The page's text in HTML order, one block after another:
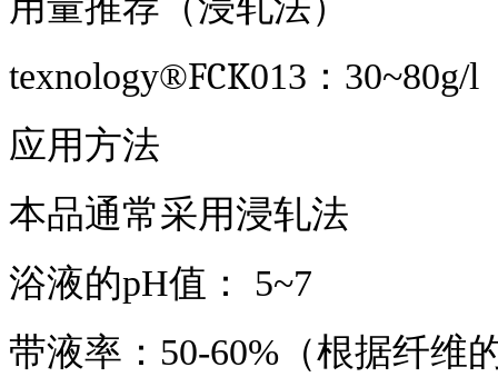
texnology®FCK013 ： 30~80g/l
应用方法
本品通常采用浸轧法
浴液的pH值： 5~7
带液率： 50-60%（根据纤维